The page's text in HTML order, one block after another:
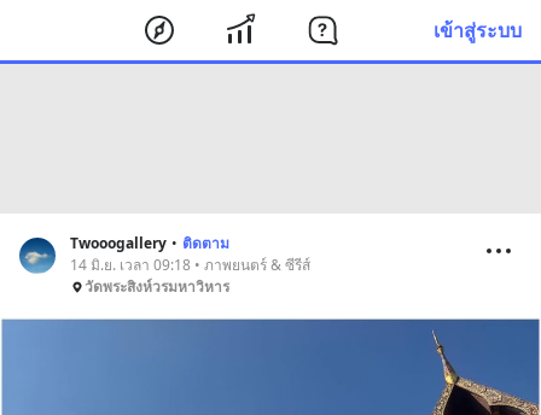
เข้าสู่ระบบ
Twooogallery • ติดตาม
14 มิ.ย. เวลา 09:18 • ภาพยนตร์ & ซีรีส์
วัดพระสิงห์วรมหาวิหาร